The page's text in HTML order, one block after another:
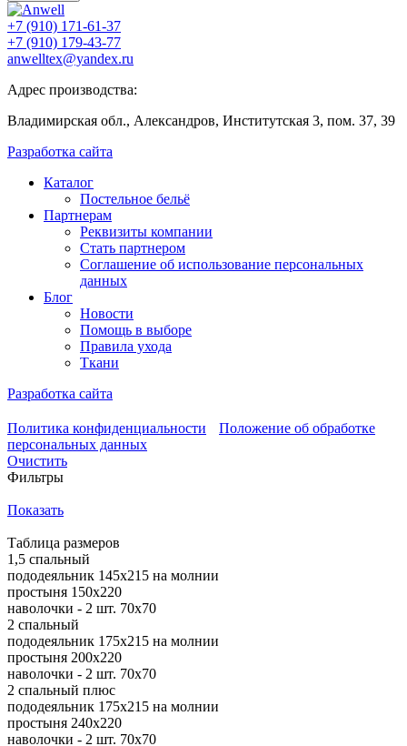
+7 (910) 171-61-37
+7 (910) 179-43-77
anwelltex@yandex.ru
Адрес производства:
Владимирская обл., Александров, Институтская 3, пом. 37, 39
Разработка сайта
Каталог
Постельное бельё
Партнерам
Реквизиты компании
Стать партнером
Соглашение об использование персональных
данных
Блог
Новости
Помощь в выборе
Правила ухода
Ткани
Разработка сайта
Политика конфиденциальности
Положение об обработке
персональных данных
Очистить
Фильтры
Показать
Таблица размеров
1,5 спальный
пододеяльник 145х215 на молнии
простыня 150х220
наволочки - 2 шт. 70х70
2 спальный
пододеяльник 175х215 на молнии
простыня 200х220
наволочки - 2 шт. 70х70
2 спальный плюс
пододеяльник 175х215 на молнии
простыня 240х220
наволочки - 2 шт. 70х70